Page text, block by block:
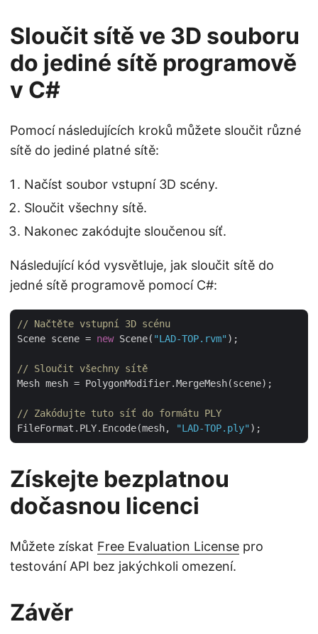
Sloučit sítě ve 3D souboru
do jediné sítě programově
v C#
Pomocí následujících kroků můžete sloučit různé
sítě do jediné platné sítě:
Načíst soubor vstupní 3D scény.
Sloučit všechny sítě.
Nakonec zakódujte sloučenou síť.
Následující kód vysvětluje, jak sloučit sítě do
jedné sítě programově pomocí C#:
// Načtěte vstupní 3D scénu
Scene scene = new Scene( "LAD-TOP.rvm" );
// Sloučit všechny sítě
Mesh mesh = PolygonModifier.MergeMesh(scene);
// Zakódujte tuto síť do formátu PLY
FileFormat.PLY.Encode(mesh,
"LAD-TOP.ply"
Získejte bezplatnou
dočasnou licenci
Můžete získat Free Evaluation License pro
testování API bez jakýchkoli omezení.
Závěr